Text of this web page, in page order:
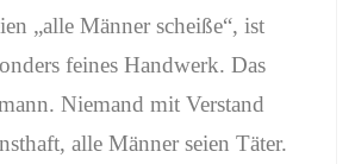
„alle Männer scheiße“, ist
feines Handwerk. Das
Niemand mit Verstand
alle Männer seien Täter.